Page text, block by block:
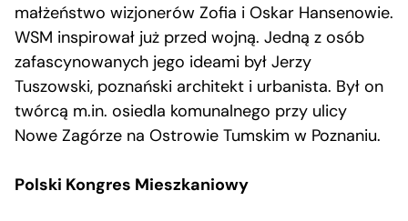
małżeństwo wizjonerów Zofia i Oskar Hansenowie.
WSM inspirował już przed wojną. Jedną z osób
zafascynowanych jego ideami był Jerzy
Tuszowski, poznański architekt i urbanista. Był on
twórcą m.in. osiedla komunalnego przy ulicy
Nowe Zagórze na Ostrowie Tumskim w Poznaniu.
Polski Kongres Mieszkaniowy